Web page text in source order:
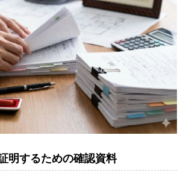
明するための確認資料